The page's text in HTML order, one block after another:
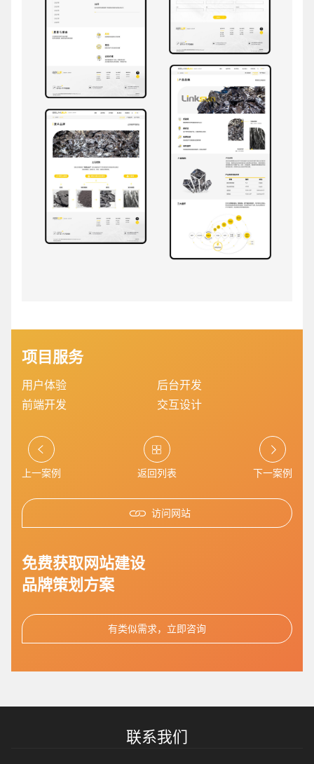
项目服务
用户体验
后台开发
前端开发
交互设计
上一案例 返回列表 下一案例
访问网站
免费获取网站建设
品牌策划方案
有类似需求，立即咨询
联系我们
电商及系统平台开发 · 微信小程序开发
1万-3万 5万-8万
招标项目